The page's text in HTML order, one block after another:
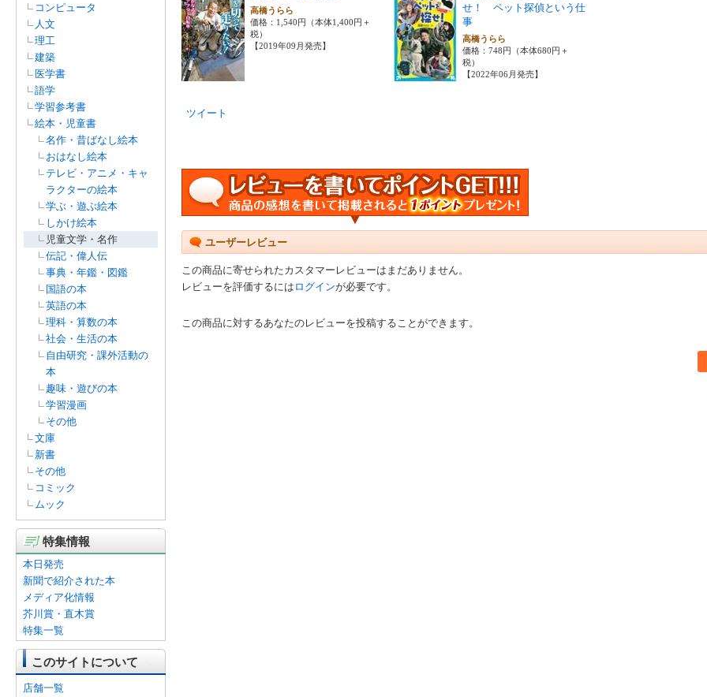
コンピュータ
人文
理工
建築
医学書
語学
学習参考書
絵本・児童書
名作・昔ばなし絵本
おはなし絵本
テレビ・アニメ・キャ
ラクターの絵本
学ぶ・遊ぶ絵本
しかけ絵本
児童文学・名作
伝記・偉人伝
事典・年鑑・図鑑
国語の本
英語の本
理科・算数の本
社会・生活の本
自由研究・課外活動の
本
趣味・遊びの本
学習漫画
その他
文庫
新書
その他
コミック
ムック
特集情報
本日発売
新聞で紹介された本
メディア化情報
芥川賞・直木賞
特集一覧
このサイトについて
店舗一覧
高橋うらら
価格：1,540円（本体1,400円＋
税）
【2019年09月発売】
せ！ ペット探偵という仕
事
高橋うらら
価格：748円（本体680円＋
税）
【2022年06月発売】
ツイート
ユーザーレビュー
この商品に寄せられたカスタマーレビューはまだありません。
レビューを評価するには ログインが必要です。
この商品に対するあなたのレビューを投稿することができます。